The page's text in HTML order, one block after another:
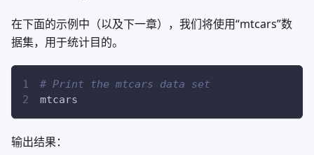
在下面的示例中（以及下一章），我们将使用“mtcars”数
据集，用于统计目的。
# Print the mtcars data set
mtcars
输出结果：